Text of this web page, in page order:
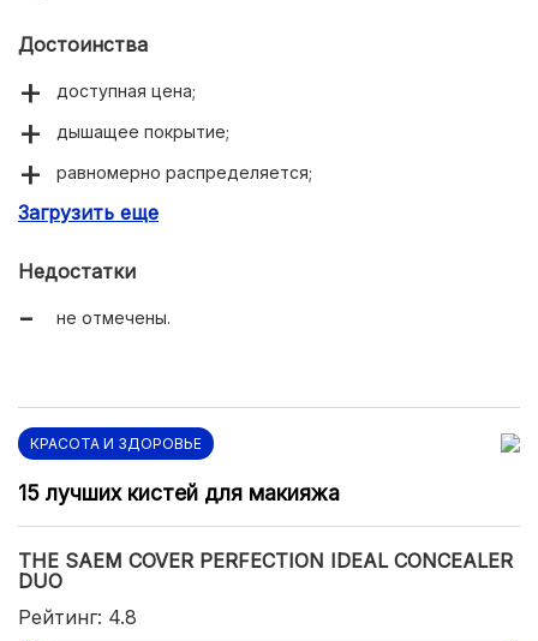
Достоинства
доступная цена;
дышащее покрытие;
равномерно распределяется;
не забивает поры и морщины;
Загрузить еще
Недостатки
не отмечены.
КРАСОТА И ЗДОРОВЬЕ
15 лучших кистей для макияжа
THE SAEM COVER PERFECTION IDEAL CONCEALER
DUO
Рейтинг: 4.8